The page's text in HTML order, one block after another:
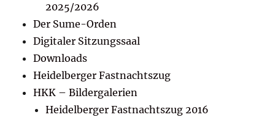
2025/2026
Der Sume-Orden
Digitaler Sitzungssaal
Downloads
Heidelberger Fastnachtszug
HKK – Bildergalerien
Heidelberger Fastnachtszug 2016